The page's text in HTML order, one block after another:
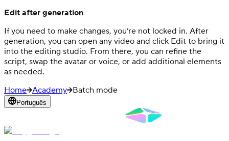
Edit after generation
If you need to make changes, you’re not locked in. After
generation, you can open any video and click Edit to bring it
into the editing studio. From there, you can refine the
script, swap the avatar or voice, or add additional elements
as needed.
Home Academy Batch mode
Português